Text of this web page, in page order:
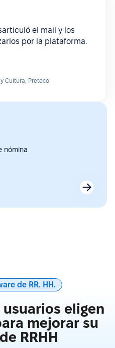
el mail y los
por la plataforma.
Cultura, Preteco
nómina
de RR. HH.
usuarios eligen
mejorar su
RRHH